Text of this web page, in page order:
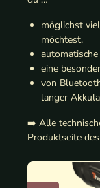
möglichst
möchtest,
eine
von
langer
➡️ Alle
Produktseite